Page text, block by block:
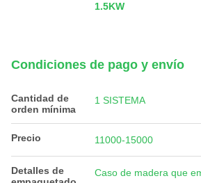
1.5KW
Condiciones de pago y envío
Cantidad de
orden mínima
1 SISTEMA
Precio 11000-15000
Detalles de
Caso de madera que